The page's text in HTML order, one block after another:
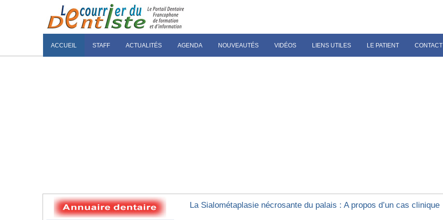
ACCUEIL STAFF ACTUALITÉS AGENDA NOUVEAUTÉS VIDÉOS LIENS UTILES LE PATIENT CONTACT
La Sialométaplasie nécrosante du palais : A propos d’un cas clinique